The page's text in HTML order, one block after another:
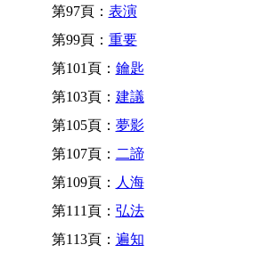
第97頁： 表演
第99頁： 重要
第101頁： 鑰匙
第103頁： 建議
第105頁： 夢影
第107頁： 二諦
第109頁： 人海
第111頁： 弘法
第113頁： 遍知